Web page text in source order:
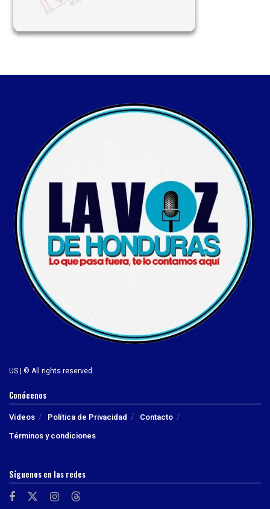
US | © All rights reserved.
Conócenos
Vídeos Política de Privacidad
Contacto
Términos y condiciones
Síguenos en las redes